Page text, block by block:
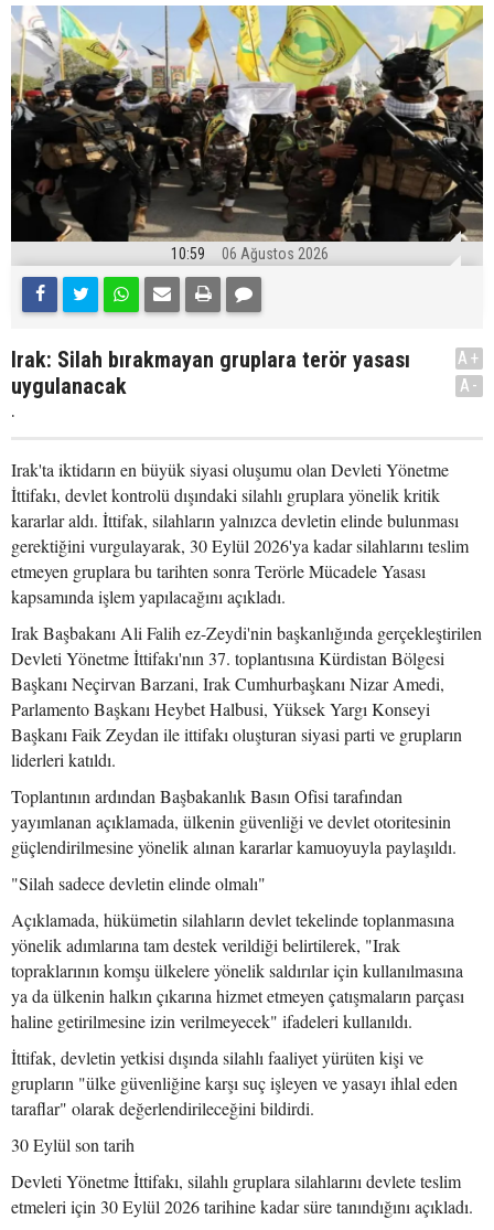
10:59 06 Ağustos 2026
Irak: Silah bırakmayan gruplara terör yasası
uygulanacak
.
A+
A-
Irak'ta iktidarın en büyük siyasi oluşumu olan Devleti Yönetme
İttifakı, devlet kontrolü dışındaki silahlı gruplara yönelik kritik
kararlar aldı. İttifak, silahların yalnızca devletin elinde bulunması
gerektiğini vurgulayarak, 30 Eylül 2026'ya kadar silahlarını teslim
etmeyen gruplara bu tarihten sonra Terörle Mücadele Yasası
kapsamında işlem yapılacağını açıkladı.
Irak Başbakanı Ali Falih ez-Zeydi'nin başkanlığında gerçekleştirilen
Devleti Yönetme İttifakı'nın 37. toplantısına Kürdistan Bölgesi
Başkanı Neçirvan Barzani, Irak Cumhurbaşkanı Nizar Amedi,
Parlamento Başkanı Heybet Halbusi, Yüksek Yargı Konseyi
Başkanı Faik Zeydan ile ittifakı oluşturan siyasi parti ve grupların
liderleri katıldı.
Toplantının ardından Başbakanlık Basın Ofisi tarafından
yayımlanan açıklamada, ülkenin güvenliği ve devlet otoritesinin
güçlendirilmesine yönelik alınan kararlar kamuoyuyla paylaşıldı.
"Silah sadece devletin elinde olmalı"
Açıklamada, hükümetin silahların devlet tekelinde toplanmasına
yönelik adımlarına tam destek verildiği belirtilerek, "Irak
topraklarının komşu ülkelere yönelik saldırılar için kullanılmasına
ya da ülkenin halkın çıkarına hizmet etmeyen çatışmaların parçası
haline getirilmesine izin verilmeyecek" ifadeleri kullanıldı.
İttifak, devletin yetkisi dışında silahlı faaliyet yürüten kişi ve
grupların "ülke güvenliğine karşı suç işleyen ve yasayı ihlal eden
taraflar" olarak değerlendirileceğini bildirdi.
30 Eylül son tarih
Devleti Yönetme İttifakı, silahlı gruplara silahlarını devlete teslim
etmeleri için 30 Eylül 2026 tarihine kadar süre tanındığını açıkladı.